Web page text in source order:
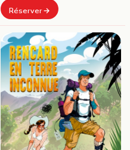
Réserver